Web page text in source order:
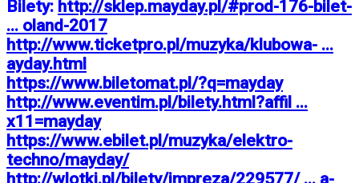
Bilety: http://sklep.mayday.pl/#prod-176-bilet-
... oland-2017
http://www.ticketpro.pl/muzyka/klubowa- ...
ayday.html
https://www.biletomat.pl/?q=mayday
http://www.eventim.pl/bilety.html?affil ...
x11=mayday
https://www.ebilet.pl/muzyka/elektro-
techno/mayday/